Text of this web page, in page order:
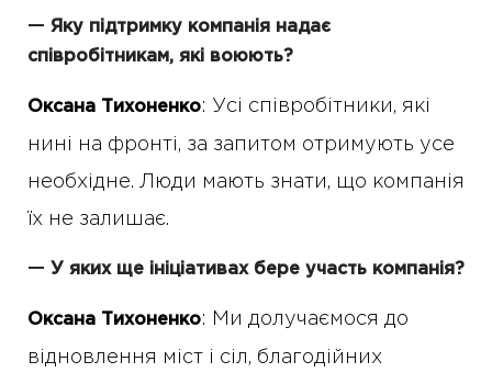
— Яку підтримку компанія надає
співробітникам, які воюють?
Оксана Тихоненко: Усі співробітники, які
нині на фронті, за запитом отримують усе
необхідне. Люди мають знати, що компанія
їх не залишає.
— У яких ще ініціативах бере участь компанія?
Оксана Тихоненко: Ми долучаємося до
відновлення міст і сіл, благодійних